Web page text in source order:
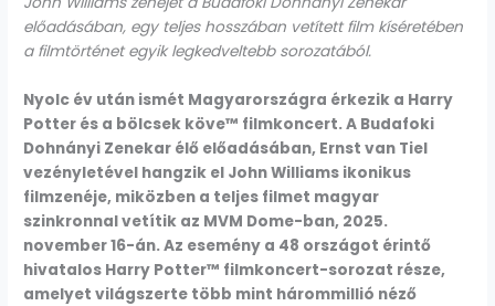
előadásában, egy teljes hosszában vetített film kíséretében
a filmtörténet egyik legkedveltebb sorozatából.
Nyolc év után ismét Magyarországra érkezik a Harry
Potter és a bölcsek köve™ filmkoncert. A Budafoki
Dohnányi Zenekar élő előadásában, Ernst van Tiel
vezényletével hangzik el John Williams ikonikus
filmzenéje, miközben a teljes filmet magyar
szinkronnal vetítik az MVM Dome-ban, 2025.
november 16-án. Az esemény a 48 országot érintő
hivatalos Harry Potter™ filmkoncert-sorozat része,
amelyet világszerte több mint hárommillió néző